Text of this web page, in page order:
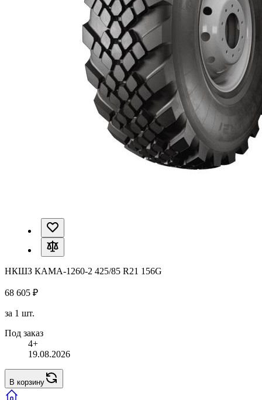
НКШЗ КАМА-1260-2 425/85 R21 156G
68 605 ₽
за 1 шт.
Под заказ
4+
19.08.2026
В корзину